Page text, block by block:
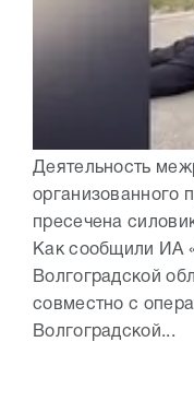
Деятельность
организованного
пресечена
Как сообщили ИА
Волгоградской
совместно с
Волгоградской...